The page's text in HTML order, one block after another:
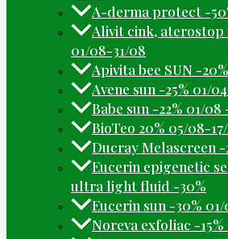
A-derma protect -
Alivit cink,
01/08-31/08
Apivita bee SUN -
Avene sun -25% 01/
Babe sun -22% 01/08
BioTeo 20% 05/08-
Ducray Melascreen -
Eucerin epigenetic
ultra light fluid -30%
Eucerin sun -30%
Noreva exfoliac -